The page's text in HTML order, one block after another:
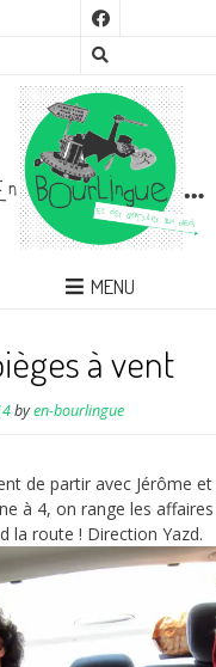
MENU
à vent
byen-bourlingue
de partir avec Jérôme et
à 4, on range les
la route ! Direction Yazd.